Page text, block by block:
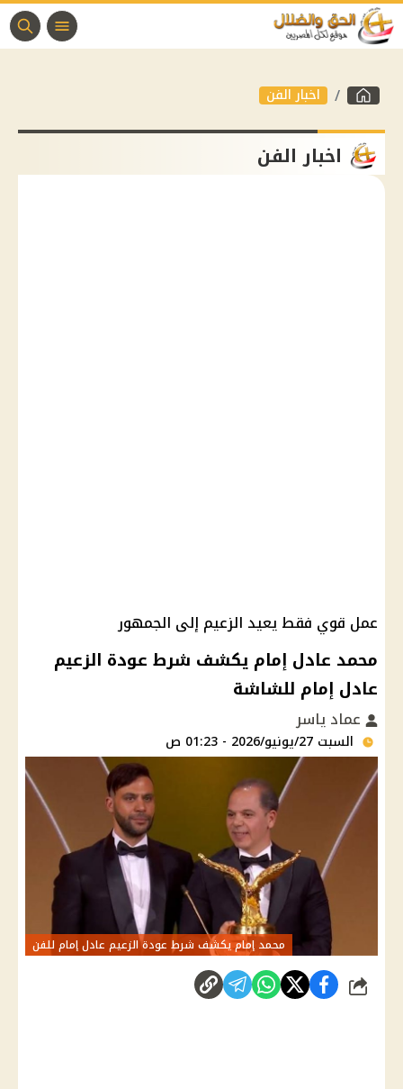
اخبار الفن
اخبار الفن
عمل قوي فقط يعيد الزعيم إلى الجمهور
محمد عادل إمام يكشف شرط عودة الزعيم
عادل إمام للشاشة
عماد ياسر
السبت 27/يونيو/2026 - 01:23 ص
محمد إمام يكشف شرط عودة الزعيم عادل إمام للفن
شارك